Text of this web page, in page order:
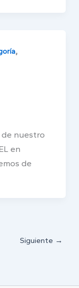
,
nuestro
en
de
Siguiente →